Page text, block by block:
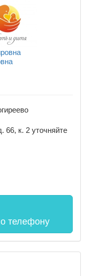
66, к. 2 уточняйте
телефону